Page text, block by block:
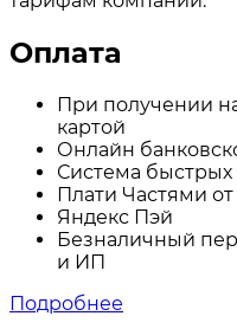
Оплата
При получении
картой
Онлайн
Система
Плати Частями
Яндекс Пэй
Безналичный
и ИП
Подробнее